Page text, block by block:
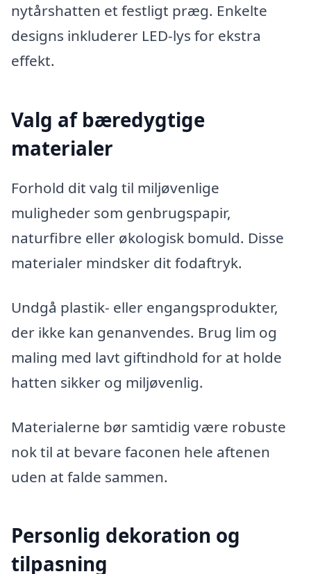
nytårshatten et festligt præg. Enkelte
designs inkluderer LED-lys for ekstra
effekt.
Valg af bæredygtige
materialer
Forhold dit valg til miljøvenlige
muligheder som genbrugspapir,
naturfibre eller økologisk bomuld. Disse
materialer mindsker dit fodaftryk.
Undgå plastik- eller engangsprodukter,
der ikke kan genanvendes. Brug lim og
maling med lavt giftindhold for at holde
hatten sikker og miljøvenlig.
Materialerne bør samtidig være robuste
nok til at bevare faconen hele aftenen
uden at falde sammen.
Personlig dekoration og
tilpasning